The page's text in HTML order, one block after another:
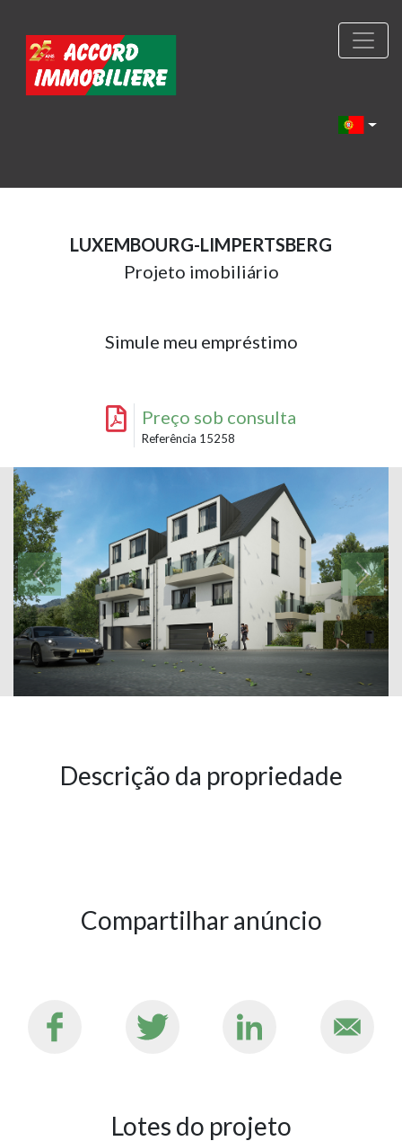
LUXEMBOURG-LIMPERTSBERG
Projeto imobiliário
Simule meu empréstimo
Preço sob consulta
Referência 15258
Descrição da propriedade
Compartilhar anúncio
Lotes do projeto